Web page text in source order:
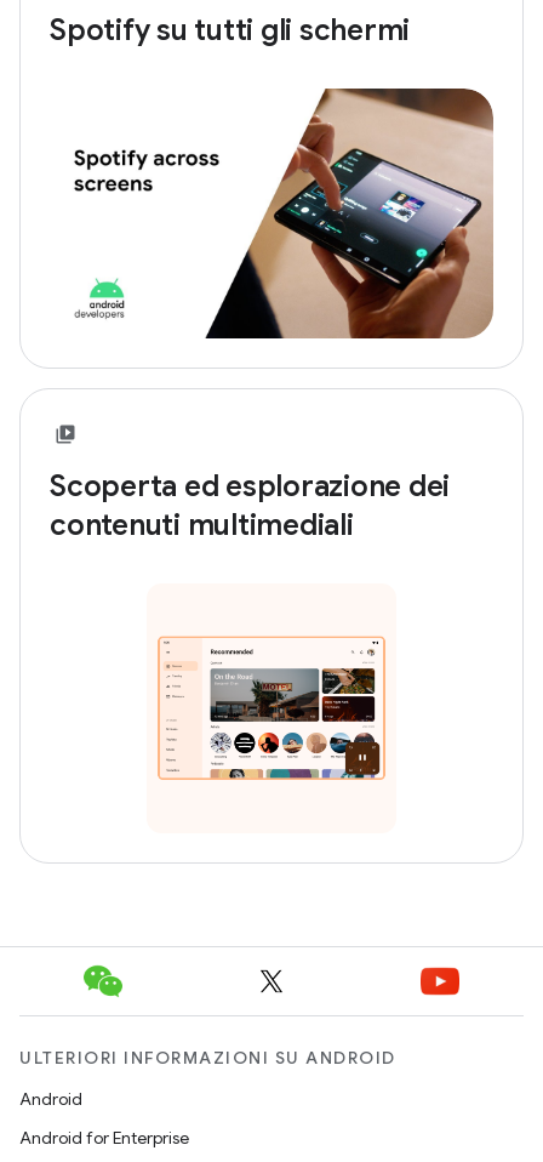
Spotify su tutti gli schermi
Scoperta ed esplorazione dei
contenuti multimediali
ULTERIORI INFORMAZIONI SU ANDROID
Android
Android for Enterprise